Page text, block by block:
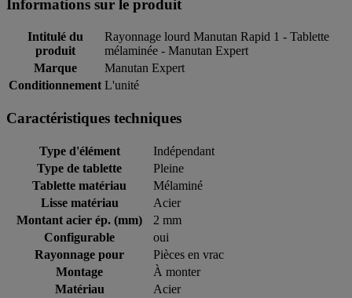
Informations sur le produit
Intitulé du
produit
Rayonnage lourd Manutan Rapid 1 - Tablette
mélaminée - Manutan Expert
Marque
Manutan Expert
Conditionnement L'unité
Caractéristiques techniques
Type d'élément
Indépendant
Type de tablette
Pleine
Tablette matériau
Mélaminé
Lisse matériau
Acier
Montant acier ép. (mm)
2 mm
Configurable
oui
Rayonnage pour
Pièces en vrac
Montage
À monter
Matériau
Acier